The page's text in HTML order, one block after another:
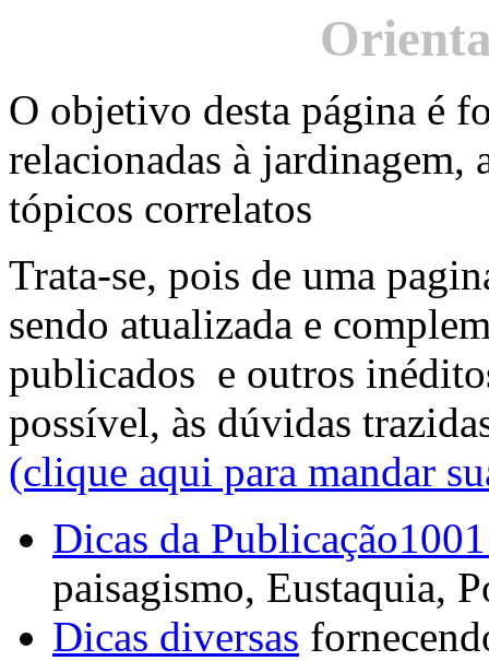
O objetivo desta página é
relacionadas à jardinagem,
tópicos correlatos
Trata-se, pois de uma
sendo atualizada e
publicados e outros
possível, às dúvidas
(clique aqui para mandar
Dicas da
paisagismo, Eustaquia,
Dicas diversas